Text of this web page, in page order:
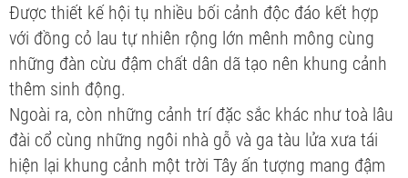
Được thiết kế hội tụ nhiều bối cảnh độc đáo kết hợp
với đồng cỏ lau tự nhiên rộng lớn mênh mông cùng
những đàn cừu đậm chất dân dã tạo nên khung cảnh
thêm sinh động.
Ngoài ra, còn những cảnh trí đặc sắc khác như toà lâu
đài cổ cùng những ngôi nhà gỗ và ga tàu lửa xưa tái
hiện lại khung cảnh một trời Tây ấn tượng mang đậm